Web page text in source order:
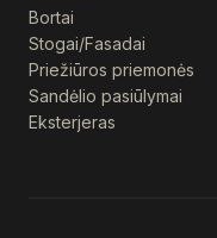
Bortai
Stogai/Fasadai
Priežiūros priemonės
Sandėlio pasiūlymai
Eksterjeras